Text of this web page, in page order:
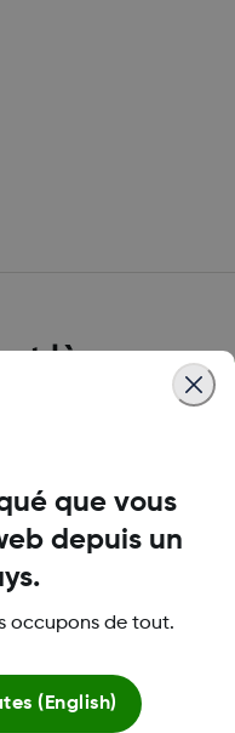
là
ligne et
à nos
que vous
depuis un
occupons de tout.
(English)